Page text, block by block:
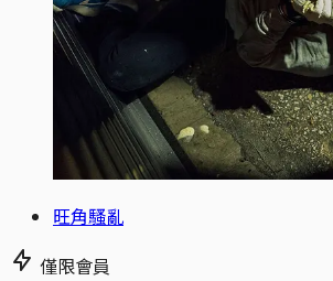
旺角騷亂
僅限會員